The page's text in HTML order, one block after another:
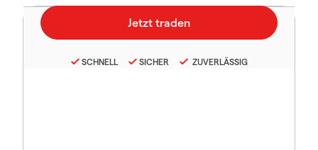
SCHNELL SICHER ZUVERLÄSSIG